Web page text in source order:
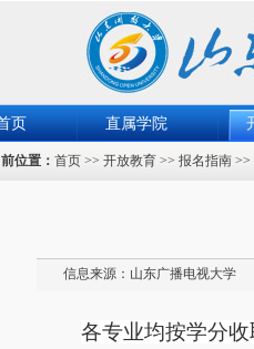
页 直属学院
位置： 首页 >> 开放教育 >> 报名指南 >>
信息来源： 山东广播电视大学
各专业均按学分